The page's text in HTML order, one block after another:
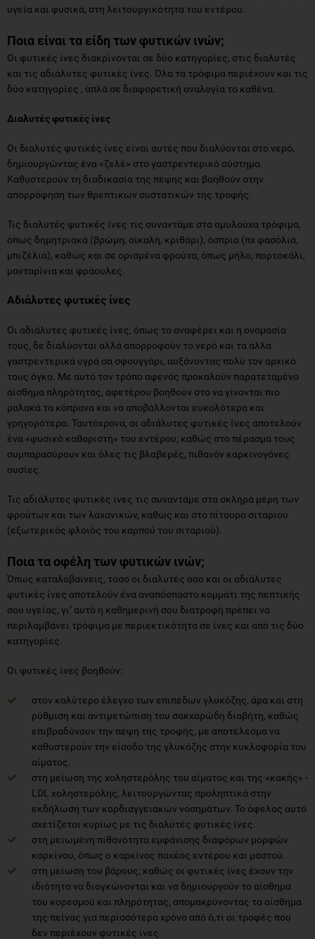
υγεία και φυσικά, στη λειτουργικότητα του εντέρου.
Ποια είναι τα είδη των φυτικών ινών;
Οι φυτικές ίνες διακρίνονται σε δύο κατηγορίες, στις διαλυτές
και τις αδιάλυτες φυτικές ίνες. Όλα τα τρόφιμα περιέχουν και τις
δύο κατηγορίες , απλά σε διαφορετική αναλογία το καθένα.
Διαλυτές φυτικές ίνες
Οι διαλυτές φυτικές ίνες είναι αυτές που διαλύονται στο νερό,
δημιουργώντας ένα «ζελέ» στο γαστρεντερικό σύστημα.
Καθυστερούν τη διαδικασία της πέψης και βοηθούν στην
απορρόφηση των θρεπτικών συστατικών της τροφής.
Τις διαλυτές φυτικές ίνες τις συναντάμε στα αμυλούχα τρόφιμα,
όπως δημητριακά (βρώμη, σίκαλη, κριθάρι), όσπρια (πχ φασόλια,
μπιζέλια), καθώς και σε ορισμένα φρούτα, όπως μήλο, πορτοκάλι,
μανταρίνια και φράουλες.
Αδιάλυτες φυτικές ίνες
Οι αδιάλυτες φυτικές ίνες, όπως το αναφέρει και η ονομασία
τους, δε διαλύονται αλλά απορροφούν το νερό και τα άλλα
γαστρεντερικά υγρά σα σφουγγάρι, αυξάνοντας πολύ τον αρχικό
τους όγκο. Με αυτό τον τρόπο αφενός προκαλούν παρατεταμένο
αίσθημα πληρότητας, αφετέρου βοηθούν στο να γίνονται πιο
μαλακά τα κόπρανα και να αποβάλλονται ευκολότερα και
γρηγορότερα. Ταυτόχρονα, οι αδιάλυτες φυτικές ίνες αποτελούν
ένα «φυσικό καθαριστή» του εντέρου, καθώς στο πέρασμα τους
συμπαρασύρουν και όλες τις βλαβερές, πιθανόν καρκινογόνες
ουσίες.
Τις αδιάλυτες φυτικές ίνες τις συναντάμε στα σκληρά μέρη των
φρούτων και των λαχανικών, καθώς και στο πίτουρο σιταριού
(εξωτερικός φλοιός του καρπού του σιταριού).
Ποια τα οφέλη των φυτικών ινών;
Όπως καταλαβαίνεις, τόσο οι διαλυτές όσο και οι αδιάλυτες
φυτικές ίνες αποτελούν ένα αναπόσπαστο κομμάτι της πεπτικής
σου υγείας, γι’ αυτό η καθημερινή σου διατροφή πρέπει να
περιλαμβάνει τρόφιμα με περιεκτικότητα σε ίνες και από τις δύο
κατηγορίες.
Οι φυτικές ίνες βοηθούν:
στον καλύτερο έλεγχο των επιπέδων γλυκόζης, άρα και στη
ρύθμιση και αντιμετώπιση του σακχαρώδη διαβήτη, καθώς
επιβραδύνουν την πέψη της τροφής, με αποτέλεσμα να
καθυστερούν την είσοδο της γλυκόζης στην κυκλοφορία του
αίματος.
στη μείωση της χοληστερόλης του αίματος και της «κακής» -
LDL χοληστερόλης, λειτουργώντας προληπτικά στην
εκδήλωση των καρδιαγγειακών νοσημάτων. Το όφελος αυτό
σχετίζεται κυρίως με τις διαλυτές φυτικές ίνες.
στη μειωμένη πιθανότητα εμφάνισης διαφόρων μορφών
καρκίνου, όπως ο καρκίνος παχέος εντέρου και μαστού.
στη μείωση του βάρους, καθώς οι φυτικές ίνες έχουν την
ιδιότητα να διογκώνονται και να δημιουργούν το αίσθημα
του κορεσμού και πληρότητας, απομακρύνοντας το αίσθημα
της πείνας για περισσότερο χρόνο από ό,τι οι τροφές που
δεν περιέχουν φυτικές ίνες.